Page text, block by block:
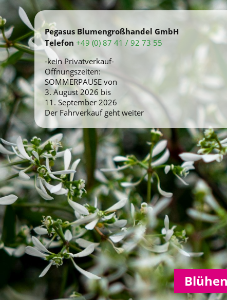
Pegasus Blumengroßhandel GmbH
Telefon +49 (0) 87 41 / 92 73 55
-kein Privatverkauf-
Öffnungszeiten:
SOMMERPAUSE von
3. August 2026 bis
11. September 2026
Der Fahrverkauf geht weiter